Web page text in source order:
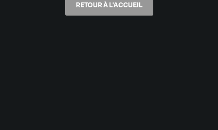
RETOUR À L'ACCUEIL